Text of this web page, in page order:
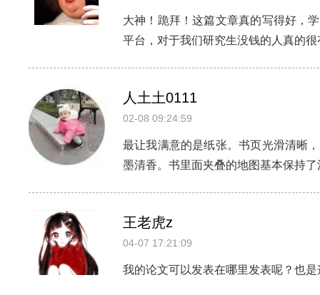
大神！跪拜！这篇文章真的写得好，
平台，对于我们研究生没钱的人真的很
人土土0111
02-08 09:24:59
最让我满意的是纸张。书页光滑清晰
墨清香。书里面夹叠的地图基本保持
王老虎z
04-07 17:21:09
我的论文可以发表在哪里发表呢？也